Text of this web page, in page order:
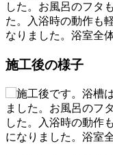
した。お風呂のフタ
た。入浴時の動作も
なりました。浴室全
施工後の様子